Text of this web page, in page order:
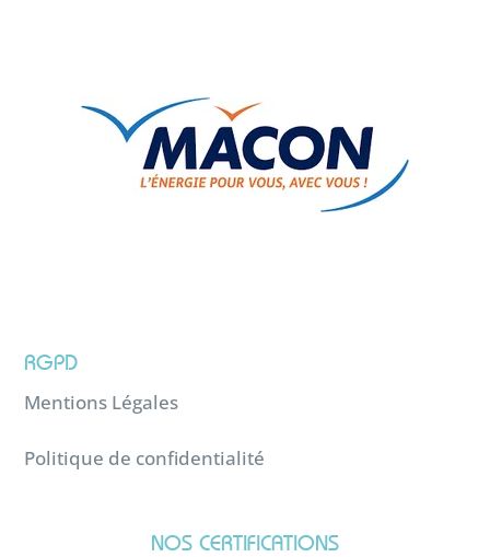
RGPD
Mentions Légales
Politique de confidentialité
NOS CERTIFICATIONS